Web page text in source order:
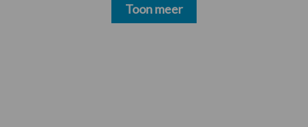
Toon meer